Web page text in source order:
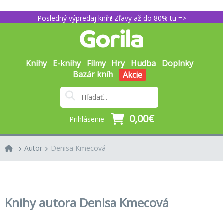
Posledný výpredaj kníh! Zľavy až do 80% tu =>
Knihy E-knihy Filmy Hry Hudba Doplnky
Bazár kníh
Akcie
Prihlásenie 0,00€
Autor Denisa Kmecová
Knihy autora Denisa Kmecová